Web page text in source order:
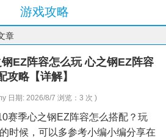
游戏攻略
章
EZ阵容怎么玩 心之钢EZ阵容
攻略【详解】
日期: 2026/8/7 浏览：3 次 )
季心之钢EZ阵容怎么搭配？玩
时候，可以多参考小编小编分享在